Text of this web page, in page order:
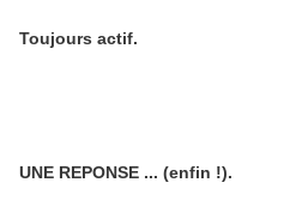
Toujours actif.
UNE REPONSE ... (enfin !).